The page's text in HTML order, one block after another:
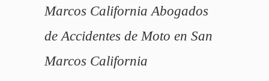
Marcos California Abogados
de Accidentes de Moto en San
Marcos California